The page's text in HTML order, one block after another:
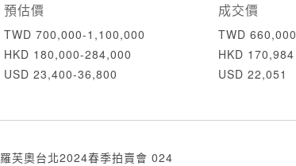
預估價
TWD 700,000-1,100,000
HKD 180,000-284,000
USD 23,400-36,800
成交價
TWD 660,000
HKD 170,984
USD 22,051
羅芙奧台北2024春季拍賣會 024